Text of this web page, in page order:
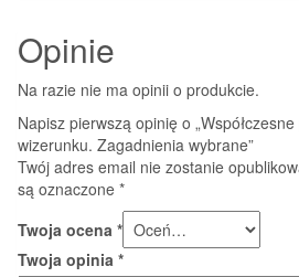
Opinie
Na razie nie ma opinii o produkcie.
Napisz pierwszą opinię o
wizerunku. Zagadnienia wybrane”
Twój adres email nie zostanie
są oznaczone *
Twoja ocena *
Twoja opinia *